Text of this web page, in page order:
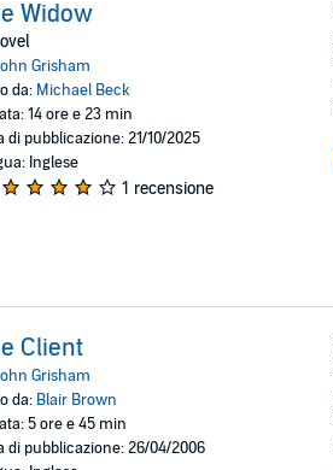
Widow
Grisham
da: Michael Beck
14 ore e 23 min
di pubblicazione: 21/10/2025
Inglese
1 recensione
Client
Grisham
da: Blair Brown
5 ore e 45 min
di pubblicazione: 26/04/2006